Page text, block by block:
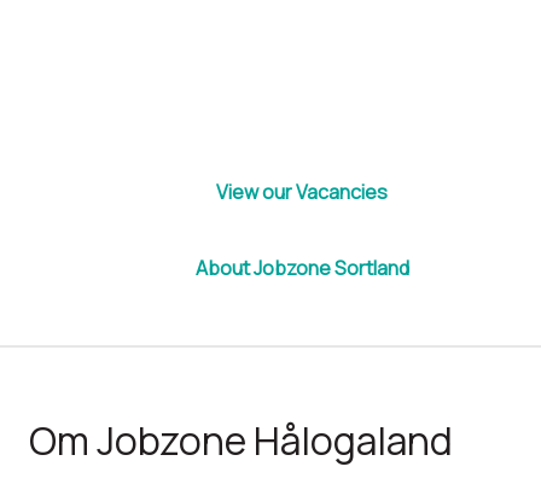
View our Vacancies
About Jobzone Sortland
Om Jobzone Hålogaland